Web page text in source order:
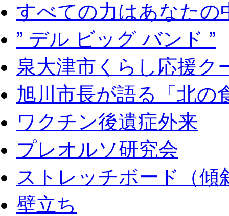
すべての力はあなたの
” デル ビッグ バンド ”
泉大津市くらし応援ク
旭川市長が語る「北の
ワクチン後遺症外来
プレオルソ研究会
ストレッチボード（傾
壁立ち